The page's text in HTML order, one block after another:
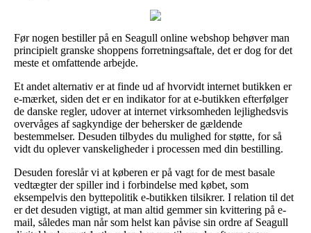
Før nogen bestiller på en Seagull online webshop behøver man
principielt granske shoppens forretningsaftale, det er dog for det
meste et omfattende arbejde.
Et andet alternativ er at finde ud af hvorvidt internet butikken er
e-mærket, siden det er en indikator for at e-butikken efterfølger
de danske regler, udover at internet virksomheden lejlighedsvis
overvåges af sagkyndige der behersker de gældende
bestemmelser. Desuden tilbydes du mulighed for støtte, for så
vidt du oplever vanskeligheder i processen med din bestilling.
Desuden foreslår vi at køberen er på vagt for de mest basale
vedtægter der spiller ind i forbindelse med købet, som
eksempelvis den byttepolitik e-butikken tilsikrer. I relation til det
er det desuden vigtigt, at man altid gemmer sin kvittering på e-
mail, således man når som helst kan påvise sin ordre af Seagull